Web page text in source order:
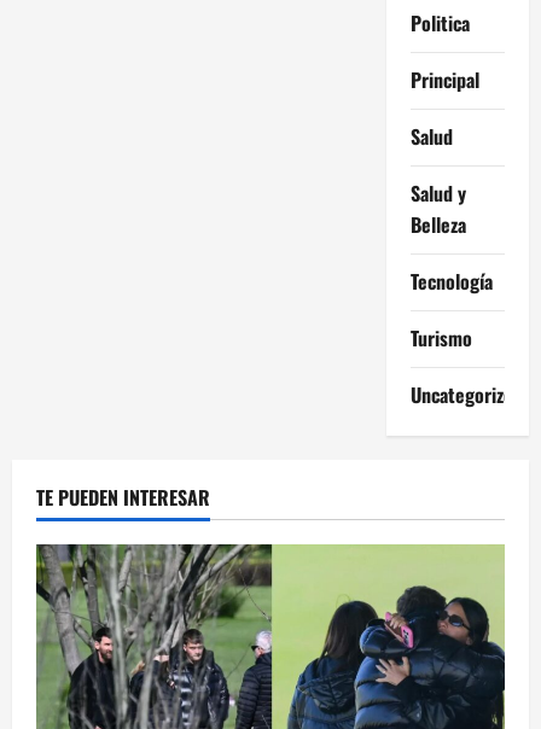
Politica
Principal
Salud
Salud y
Belleza
Tecnología
Turismo
Uncategorized
TE PUEDEN INTERESAR